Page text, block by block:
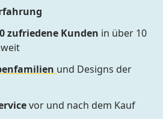
zufriedene Kunden in über 10
und Designs der
vor und nach dem Kauf